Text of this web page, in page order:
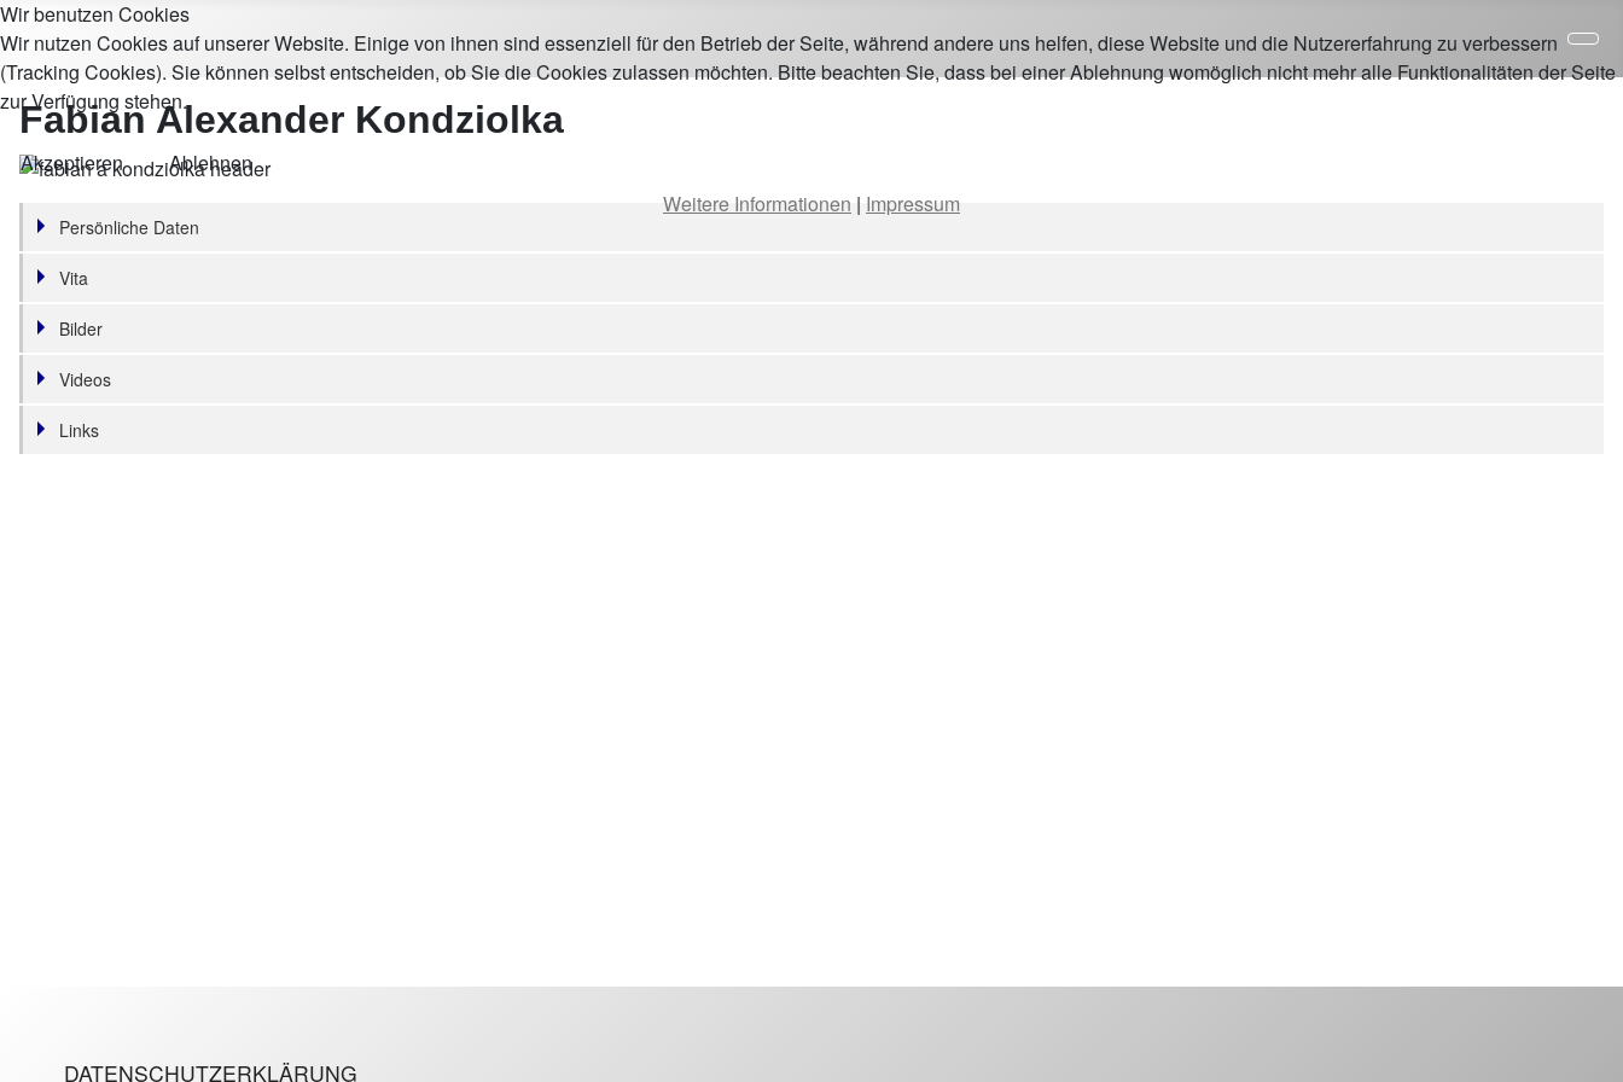
Fabian Alexander Kondziolka
Persönliche Daten
Vita
Bilder
Videos
Links
DATENSCHUTZERKLÄRUNG
Wir benutzen Cookies
Wir nutzen Cookies auf unserer Website. Einige von ihnen sind essenziell für den Betrieb der Seite, während andere uns helfen, diese Website und die Nutzererfahrung zu verbessern
(Tracking Cookies). Sie können selbst entscheiden, ob Sie die Cookies zulassen möchten. Bitte beachten Sie, dass bei einer Ablehnung womöglich nicht mehr alle Funktionalitäten der Seite
zur Verfügung stehen.
Akzeptieren
Ablehnen
Weitere Informationen | Impressum